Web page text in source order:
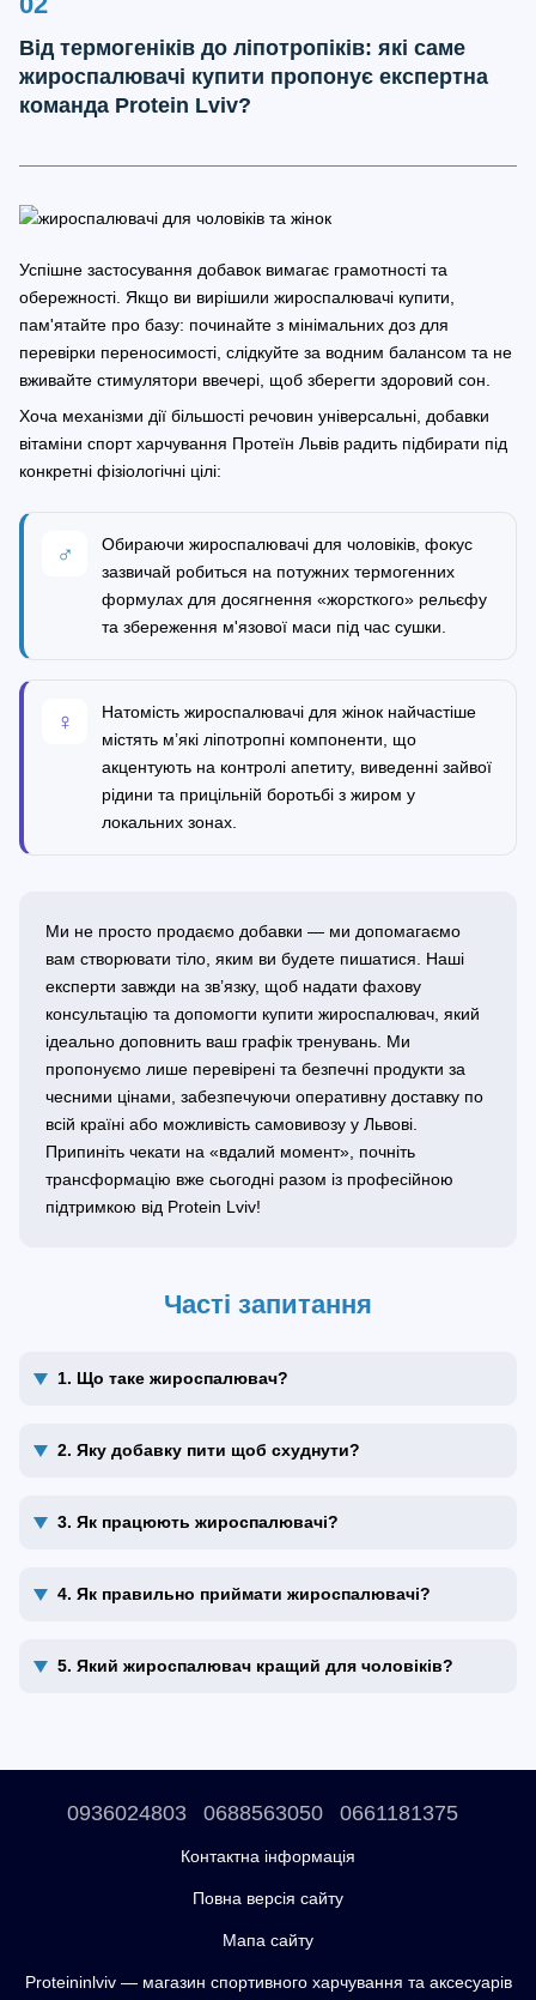
Від термогеніків до ліпотропіків: які саме
жироспалювачі купити пропонує експертна
команда Protein Lviv?
Успішне застосування добавок вимагає грамотності та
обережності. Якщо ви вирішили жироспалювачі купити,
пам'ятайте про базу: починайте з мінімальних доз для
перевірки переносимості, слідкуйте за водним балансом та не
вживайте стимулятори ввечері, щоб зберегти здоровий сон.
Хоча механізми дії більшості речовин універсальні, добавки
вітаміни спорт харчування Протеїн Львів радить підбирати під
конкретні фізіологічні цілі:
♂
Обираючи жироспалювачі для чоловіків, фокус
зазвичай робиться на потужних термогенних
формулах для досягнення «жорсткого» рельєфу
та збереження м'язової маси під час сушки.
♀
Натомість жироспалювачі для жінок найчастіше
містять м’які ліпотропні компоненти, що
акцентують на контролі апетиту, виведенні зайвої
рідини та прицільній боротьбі з жиром у
локальних зонах.
Ми не просто продаємо добавки — ми допомагаємо
вам створювати тіло, яким ви будете пишатися. Наші
експерти завжди на зв’язку, щоб надати фахову
консультацію та допомогти купити жироспалювач, який
ідеально доповнить ваш графік тренувань. Ми
пропонуємо лише перевірені та безпечні продукти за
чесними цінами, забезпечуючи оперативну доставку по
всій країні або можливість самовивозу у Львові.
Припиніть чекати на «вдалий момент», почніть
трансформацію вже сьогодні разом із професійною
підтримкою від Protein Lviv!
Часті запитання
1. Що таке жироспалювач?
2. Яку добавку пити щоб схуднути?
3. Як працюють жироспалювачі?
4. Як правильно приймати жироспалювачі?
5. Який жироспалювач кращий для чоловіків?
0936024803 0688563050 0661181375
Контактна інформація
Повна версія сайту
Мапа сайту
Proteininlviv — магазин спортивного харчування та аксесуарів